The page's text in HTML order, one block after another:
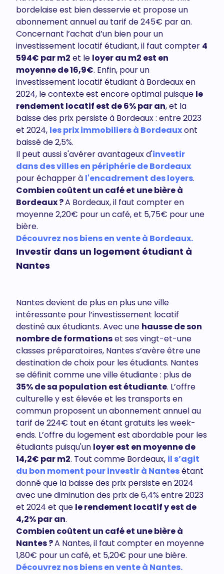
bordelaise est bien desservie et propose un
abonnement annuel au tarif de 245€ par an.
Concernant l’achat d’un bien pour un
investissement locatif étudiant, il faut compter 4
594€ par m2 et le loyer au m2 est en
moyenne de 16,9€. Enfin, pour un
investissement locatif étudiant à Bordeaux en
2024, le contexte est encore optimal puisque le
rendement locatif est de 6% par an, et la
baisse des prix persiste à Bordeaux : entre 2023
et 2024, les prix immobiliers à Bordeauxont
baissé de 2,5%.
Il peut aussi s'avérer avantageux d'investir
dans des villes en périphérie de Bordeaux
pour échapper à l'encadrement des loyers.
Combien coûtent un café et une bière à
Bordeaux ?A Bordeaux, il faut compter en
moyenne 2,20€ pour un café, et 5,75€ pour une
bière.
Découvrez nos biens en vente à Bordeaux.
Investir dans un logement étudiant à
Nantes
Nantes devient de plus en plus une ville
intéressante pour l’investissement locatif
destiné aux étudiants. Avec une hausse de son
nombre de formationset ses vingt-et-une
classes préparatoires, Nantes s’avère être une
destination de choix pour les étudiants. Nantes
se définit comme une ville étudiante : plus de
35% de sa population est étudiante. L’offre
culturelle y est élevée et les transports en
commun proposent un abonnement annuel au
tarif de 224€ tout en étant gratuits les week-
ends. L’offre du logement est abordable pour les
étudiants puisqu'un loyer est en moyenne de
14,2€ par m2. Tout comme Bordeaux, il s’agit
du bon moment pour investir à Nantesétant
donné que la baisse des prix persiste en 2024
avec une diminution des prix de 6,4% entre 2023
et 2024 et que le rendement locatif y est de
4,2% par an.
Combien coûtent un café et une bière à
Nantes ?A Nantes, il faut compter en moyenne
1,80€ pour un café, et 5,20€ pour une bière.
Découvrez nos biens en vente à Nantes.